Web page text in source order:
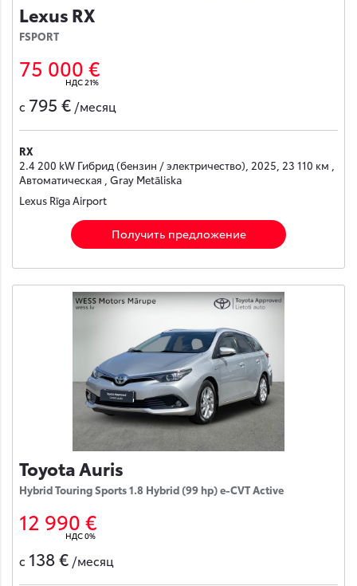
Lexus RX
FSPORT
75 000 €
НДС 21%
с 795 € /месяц
RX
2.4 200 kW Гибрид (бензин / электричество), 2025, 23 110 км ,
Автоматическая , Gray Metāliska
Lexus Rīga Airport
Получить предложение
Toyota Auris
Hybrid Touring Sports 1.8 Hybrid (99 hp) e-CVT Active
12 990 €
НДС 0%
с 138 € /месяц